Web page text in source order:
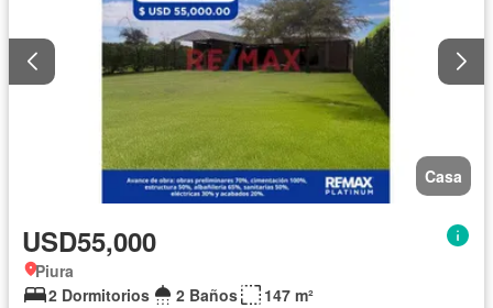
Casa
USD55,000
Piura
2 Dormitorios
2 Baños 147 m²